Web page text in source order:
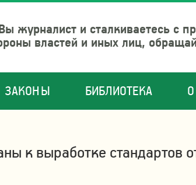
журналист и сталкиваетесь с
властей и иных лиц,
ЗАКОНЫ БИБЛИОТЕКА
к выработке стандартов